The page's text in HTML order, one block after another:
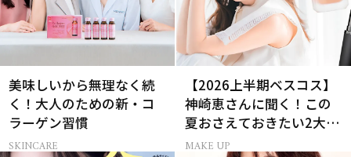
美味しいから無理なく続
く！大人のための新・コ
ラーゲン習慣
SKINCARE
【2026上半期ベスコス】
神崎恵さんに聞く！この
夏おさえておきたい2大メ
イクトレンド
MAKE UP